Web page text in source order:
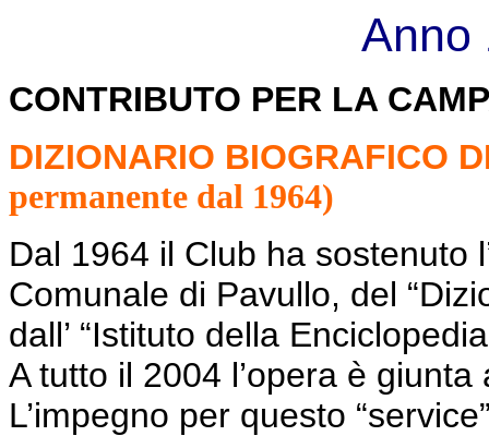
Anno
CONTRIBUTO PER LA
DIZIONARIO BIOGRAFICO
permanente dal 1964)
Dal 1964 il Club ha sostenuto
Comunale di Pavullo, del
dall’ “Istituto della
A tutto il 2004 l’opera è
L’impegno per questo